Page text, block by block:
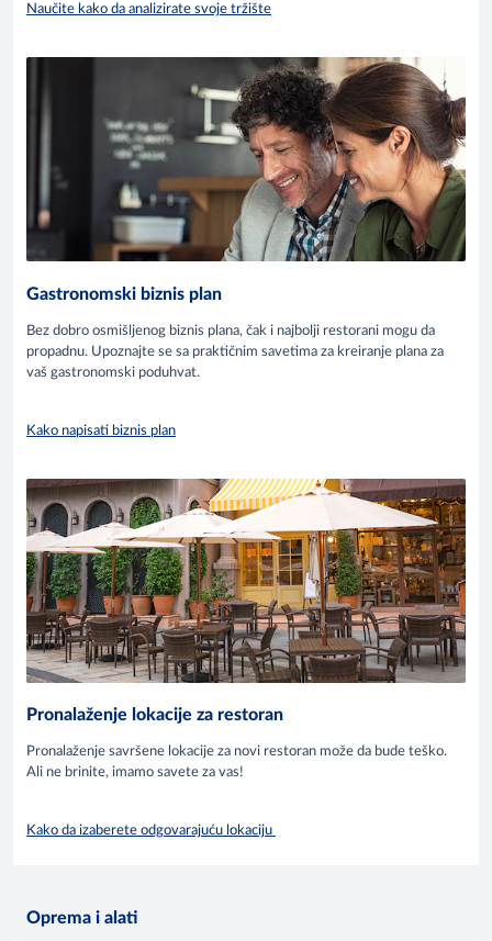
Naučite kako da analizirate svoje tržište
Gastronomski biznis plan
Bez dobro osmišljenog biznis plana, čak i najbolji restorani mogu da
propadnu. Upoznajte se sa praktičnim savetima za kreiranje plana za
vaš gastronomski poduhvat.
Kako napisati biznis plan
Pronalaženje lokacije za restoran
Pronalaženje savršene lokacije za novi restoran može da bude teško.
Ali ne brinite, imamo savete za vas!
Kako da izaberete odgovarajuću lokaciju
Oprema i alati